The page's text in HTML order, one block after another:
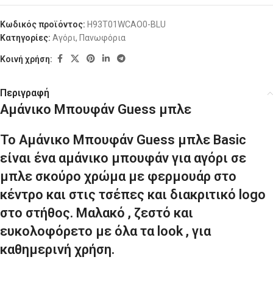
Κωδικός προϊόντος: H93T01WCAO0-BLU
Κατηγορίες: Αγόρι, Πανωφόρια
Κοινή χρήση:
Περιγραφή
Αμάνικο Μπουφάν Guess μπλε
Το Αμάνικο Μπουφάν Guess μπλε Basic
είναι ένα αμάνικο μπουφάν για αγόρι σε
μπλε σκούρο χρώμα με φερμουάρ στο
κέντρο και στις τσέπες και διακριτικό logo
στο στήθος. Μαλακό , ζεστό και
ευκολοφόρετο με όλα τα look , για
καθημερινή χρήση.